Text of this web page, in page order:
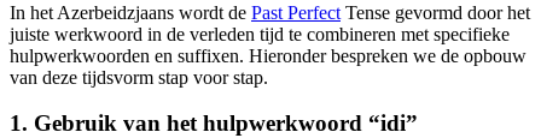
In het Azerbeidzjaans wordt de Past Perfect Tense gevormd door het
juiste werkwoord in de verleden tijd te combineren met specifieke
hulpwerkwoorden en suffixen. Hieronder bespreken we de opbouw
van deze tijdsvorm stap voor stap.
1. Gebruik van het hulpwerkwoord “idi”